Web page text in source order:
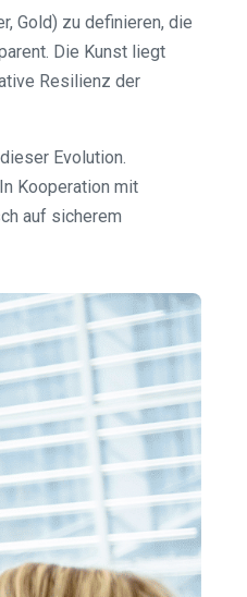
Gold) zu definieren, die
Die Kunst liegt
Resilienz der
Evolution.
Kooperation mit
auf sicherem